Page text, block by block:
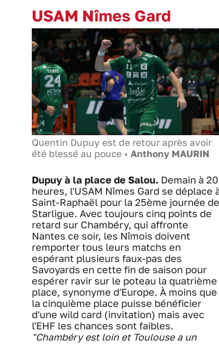
USAM Nîmes Gard
Quentin Dupuy est de retour après avoir
été blessé au pouce • Anthony MAURIN
Dupuy à la place de Salou. Demain à 20
heures, l'USAM Nîmes Gard se déplace
Saint-Raphaël pour la 25ème journée de
Starligue. Avec toujours cinq points de
retard sur Chambéry, qui affronte
Nantes ce soir, les Nîmois doivent
remporter tous leurs matchs en
espérant plusieurs faux-pas des
Savoyards en cette fin de saison pour
espérer ravir sur le poteau la quatrième
place, synonyme d'Europe. À moins que
la cinquième place puisse bénéficier
d'une wild card (invitation) mais avec
l'EHF les chances sont faibles.
"Chambéry est loin et Toulouse a un